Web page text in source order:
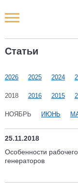
Статьи
2026 2025 2024
2018 2016 2015
НОЯБРЬ ИЮНЬ
25.11.2018
Особенности
генераторов
Новости РФ
Наши
Статьи